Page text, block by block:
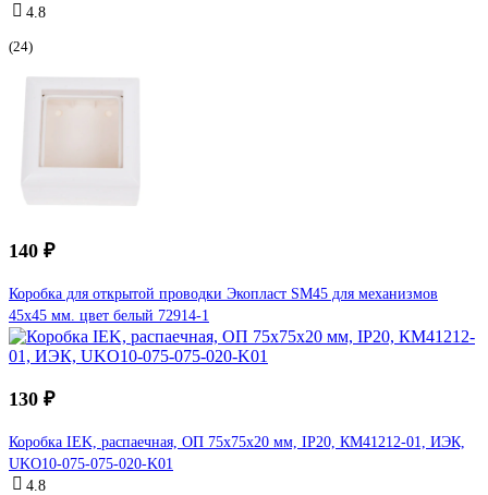
4.8
(24)
140 ₽
Коробка для открытой проводки Экопласт SM45 для механизмов
45х45 мм. цвет белый 72914-1
130 ₽
Коробка IEK, распаечная, ОП 75x75x20 мм, IP20, КМ41212-01, ИЭК,
UKO10-075-075-020-K01
4.8